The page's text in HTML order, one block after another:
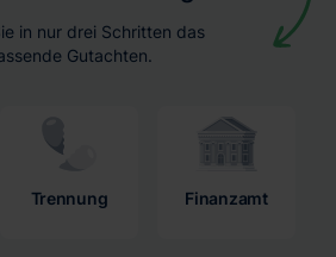
in nur drei Schritten das
Gutachten.
Trennung Finanzamt